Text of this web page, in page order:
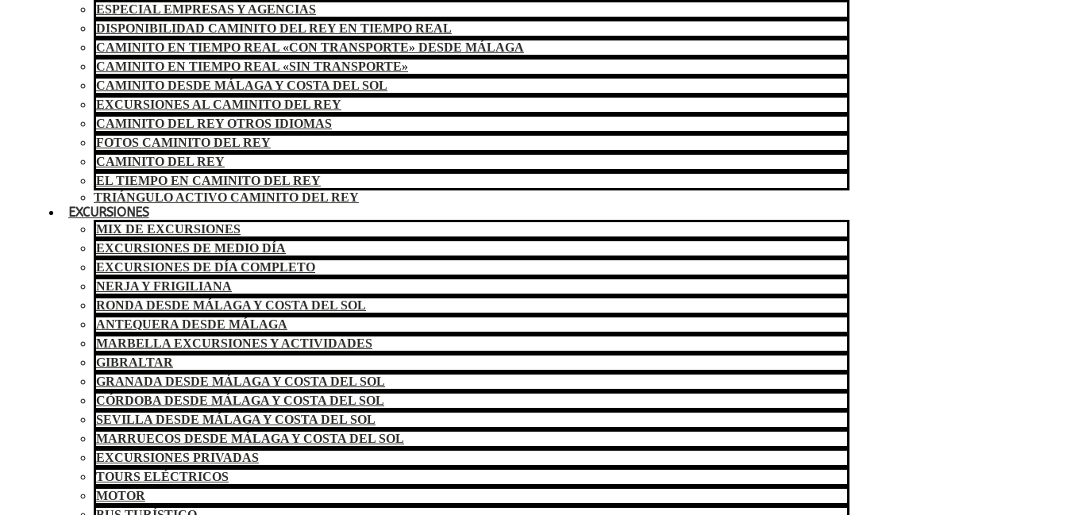
ESPECIAL EMPRESAS Y AGENCIAS
DISPONIBILIDAD CAMINITO DEL REY EN TIEMPO REAL
CAMINITO EN TIEMPO REAL «CON TRANSPORTE» DESDE MÁLAGA
CAMINITO EN TIEMPO REAL «SIN TRANSPORTE»
CAMINITO DESDE MÁLAGA Y COSTA DEL SOL
EXCURSIONES AL CAMINITO DEL REY
CAMINITO DEL REY OTROS IDIOMAS
FOTOS CAMINITO DEL REY
CAMINITO DEL REY
EL TIEMPO EN CAMINITO DEL REY
TRIÁNGULO ACTIVO CAMINITO DEL REY
EXCURSIONES
MIX DE EXCURSIONES
EXCURSIONES DE MEDIO DÍA
EXCURSIONES DE DÍA COMPLETO
NERJA Y FRIGILIANA
RONDA DESDE MÁLAGA Y COSTA DEL SOL
ANTEQUERA DESDE MÁLAGA
MARBELLA EXCURSIONES Y ACTIVIDADES
GIBRALTAR
GRANADA DESDE MÁLAGA Y COSTA DEL SOL
CÓRDOBA DESDE MÁLAGA Y COSTA DEL SOL
SEVILLA DESDE MÁLAGA Y COSTA DEL SOL
MARRUECOS DESDE MÁLAGA Y COSTA DEL SOL
EXCURSIONES PRIVADAS
TOURS ELÉCTRICOS
MOTOR